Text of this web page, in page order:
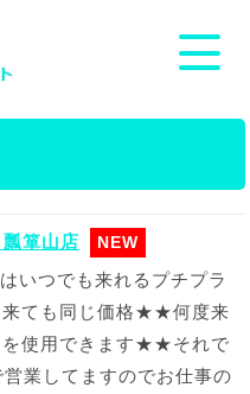
箪山店
いつでも来れるプチプラ
ても同じ価格★★何度来
を使用できます★★それで
業してますのでお仕事の